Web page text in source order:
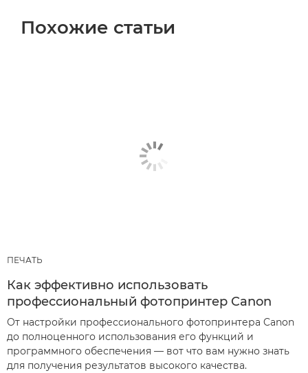
Похожие статьи
ПЕЧАТЬ
Как эффективно использовать
профессиональный фотопринтер Canon
От настройки профессионального фотопринтера Canon
до полноценного использования его функций и
программного обеспечения — вот что вам нужно знать
для получения результатов высокого качества.